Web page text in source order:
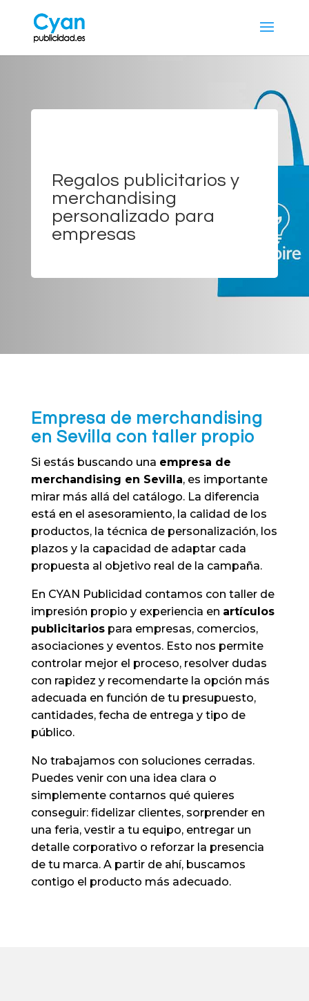
Regalos publicitarios y
merchandising
personalizado para
empresas
Empresa de merchandising
en Sevilla con taller propio
Si estás buscando una empresa de
merchandising en Sevilla, es importante
mirar más allá del catálogo. La diferencia
está en el asesoramiento, la calidad de los
productos, la técnica de personalización, los
plazos y la capacidad de adaptar cada
propuesta al objetivo real de la campaña.
En CYAN Publicidad contamos con taller de
impresión propio y experiencia en artículos
publicitariospara empresas, comercios,
asociaciones y eventos. Esto nos permite
controlar mejor el proceso, resolver dudas
con rapidez y recomendarte la opción más
adecuada en función de tu presupuesto,
cantidades, fecha de entrega y tipo de
público.
No trabajamos con soluciones cerradas.
Puedes venir con una idea clara o
simplemente contarnos qué quieres
conseguir: fidelizar clientes, sorprender en
una feria, vestir a tu equipo, entregar un
detalle corporativo o reforzar la presencia
de tu marca. A partir de ahí, buscamos
contigo el producto más adecuado.